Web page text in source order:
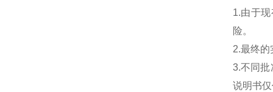
1.由于
险。
2.最终
3.不同
说明书